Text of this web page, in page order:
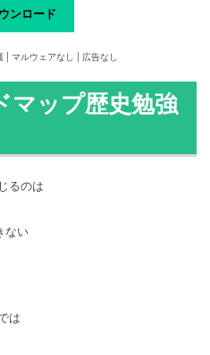
ンロード
| マルウェアなし | 広告なし
マップ歴史勉強
るのは
ない
は